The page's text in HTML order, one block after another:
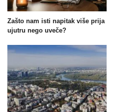
Zašto nam isti napitak više prija
ujutru nego uveče?